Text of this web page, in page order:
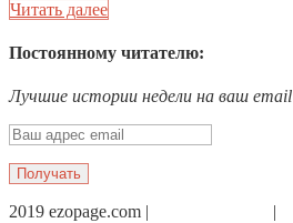
Читать далее
Постоянному читателю:
Лучшие истории недели на ваш email
2019 ezopage.com | |